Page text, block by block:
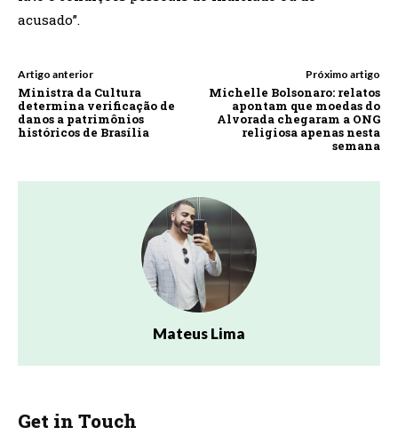
acusado”.
Artigo anterior
Ministra da Cultura
determina verificação de
danos a patrimônios
históricos de Brasília
Próximo artigo
Michelle Bolsonaro: relatos
apontam que moedas do
Alvorada chegaram a ONG
religiosa apenas nesta
semana
Mateus Lima
Get in Touch